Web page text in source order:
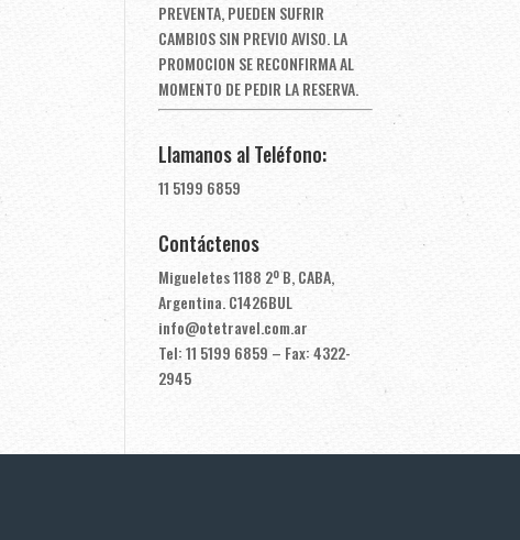
PREVENTA, PUEDEN SUFRIR
CAMBIOS SIN PREVIO AVISO. LA
PROMOCION SE RECONFIRMA AL
MOMENTO DE PEDIR LA RESERVA.
Llamanos al Teléfono:
11 5199 6859
Contáctenos
Migueletes 1188 2º B, CABA,
Argentina. C1426BUL
info@otetravel.com.ar
Tel: 11 5199 6859 – Fax: 4322-
2945